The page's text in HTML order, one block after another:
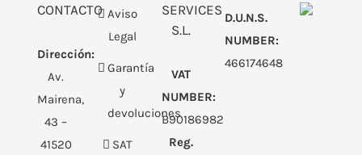
CONTACTO
Dirección:
Av.
Mairena,
43 –
41520
Aviso
Legal
Garantía
y
devoluciones
SAT
SERVICES
S.L.
VAT
NUMBER:
B90186982
Reg.
D.U.N.S.
NUMBER:
466174648